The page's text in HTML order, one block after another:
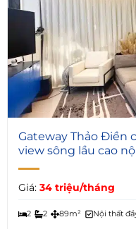
4
Gateway Thảo Điền
view sông lầu cao
Giá: 34 triệu/tháng
2 2 89m² Nội thất